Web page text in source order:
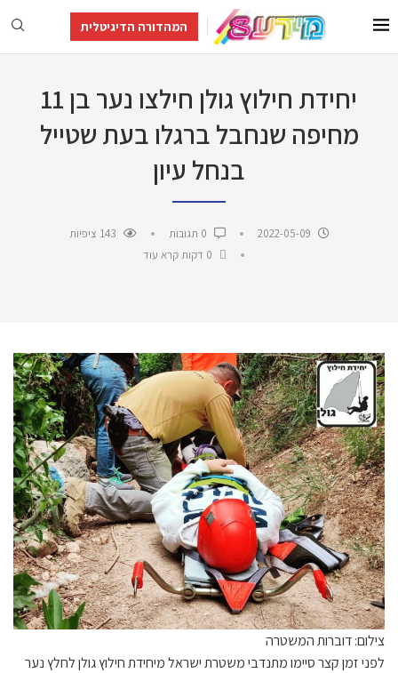
המהדורה הדיגיטלית
יחידת חילוץ גולן חילצו נער בן 11
מחיפה שנחבל ברגלו בעת שטייל
בנחל עיון
2022-05-09
143 ציפיות
צילום: דוברות המשטרה
לפני זמן קצר סיימו מתנדבי משטרת ישראל מיחידת חילוץ גולן לחלץ נער